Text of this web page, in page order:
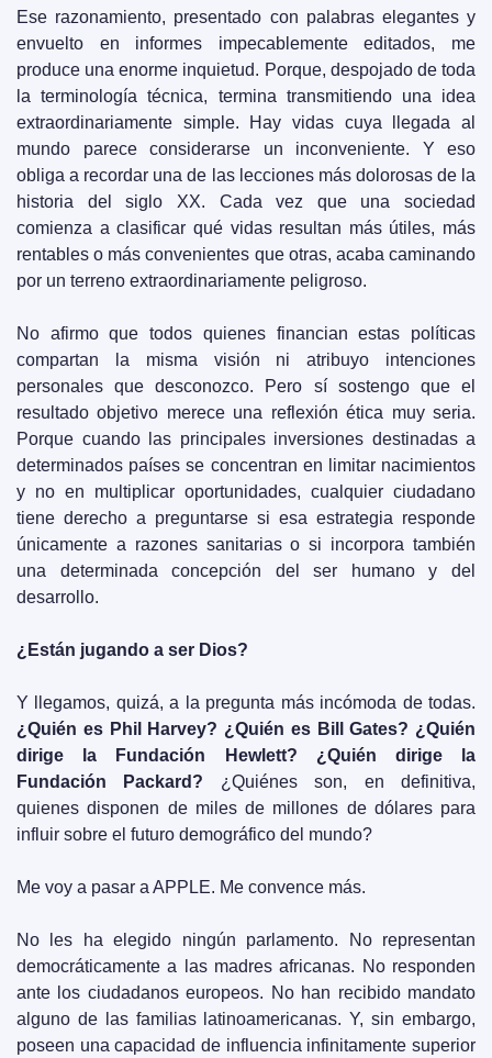
Ese razonamiento, presentado con palabras elegantes y
envuelto en informes impecablemente editados, me
produce una enorme inquietud. Porque, despojado de toda
la terminología técnica, termina transmitiendo una idea
extraordinariamente simple. Hay vidas cuya llegada al
mundo parece considerarse un inconveniente. Y eso
obliga a recordar una de las lecciones más dolorosas de la
historia del siglo XX. Cada vez que una sociedad
comienza a clasificar qué vidas resultan más útiles, más
rentables o más convenientes que otras, acaba caminando
por un terreno extraordinariamente peligroso.
No afirmo que todos quienes financian estas políticas
compartan la misma visión ni atribuyo intenciones
personales que desconozco. Pero sí sostengo que el
resultado objetivo merece una reflexión ética muy seria.
Porque cuando las principales inversiones destinadas a
determinados países se concentran en limitar nacimientos
y no en multiplicar oportunidades, cualquier ciudadano
tiene derecho a preguntarse si esa estrategia responde
únicamente a razones sanitarias o si incorpora también
una determinada concepción del ser humano y del
desarrollo.
¿Están jugando a ser Dios?
¿Quién es Phil Harvey? ¿Quién es Bill Gates? ¿Quién
dirige la Fundación Hewlett? ¿Quién dirige la
Fundación Packard? ¿Quiénes son, en definitiva,
quienes disponen de miles de millones de dólares para
influir sobre el futuro demográfico del mundo?
Me voy a pasar a APPLE. Me convence más.
No les ha elegido ningún parlamento. No representan
democráticamente a las madres africanas. No responden
ante los ciudadanos europeos. No han recibido mandato
alguno de las familias latinoamericanas. Y, sin embargo,
poseen una capacidad de influencia infinitamente superior